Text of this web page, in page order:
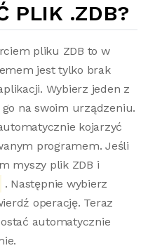
PLIK .ZDB?
pliku ZDB to w
jest tylko brak
Wybierz jeden z
na swoim urządzeniu.
kojarzyć
programem. Jeśli
myszy plik ZDB i
. Następnie wybierz
operację. Teraz
automatycznie